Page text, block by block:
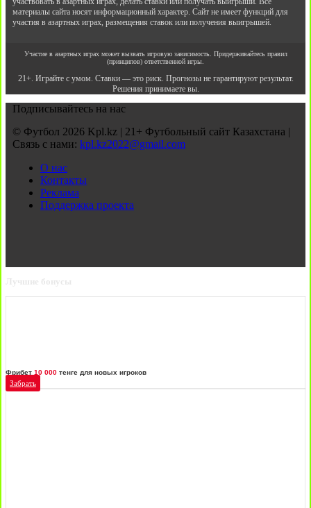
материалы сайта носят информационный характер. Сайт не имеет функций для
участия в азартных играх, размещения ставок или получения выигрышей.
Участие в азартных играх может вызвать игровую зависимость. Придерживайтесь правил
(принципов) ответственной игры.
21+. Играйте с умом. Ставки — это риск. Прогнозы не гарантируют результат.
Решения принимаете вы.
Подписывайтесь на нас
© Футбол 2026 Kpl.kz | 21+ Футбольный сайт Казахстана |
Связь с нами: kpl.kz2022@gmail.com
О нас
Контакты
Реклама
Поддержка проекта
Лучшие бонусы
Фрибет 10 000 тенге для новых игроков
Забрать